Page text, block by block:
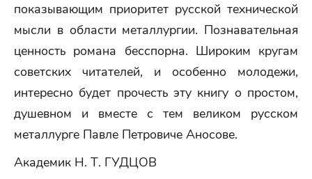
показывающим приоритет русской технической
мысли в области металлургии. Познавательная
ценность романа бесспорна. Широким кругам
советских читателей, и особенно молодежи,
интересно будет прочесть эту книгу о простом,
душевном и вместе с тем великом русском
металлурге Павле Петровиче Аносове.
Академик Н. Т. ГУДЦОВ